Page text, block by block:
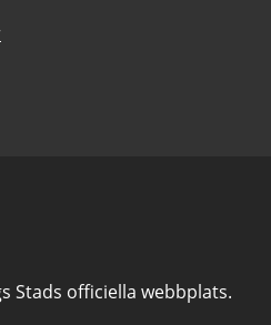
Stads officiella webbplats.